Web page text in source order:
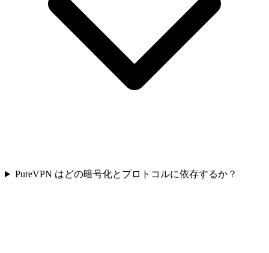
PureVPN はどの暗号化とプロトコルに依存するか？